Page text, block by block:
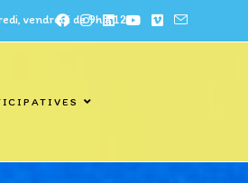
de 9h à 12h